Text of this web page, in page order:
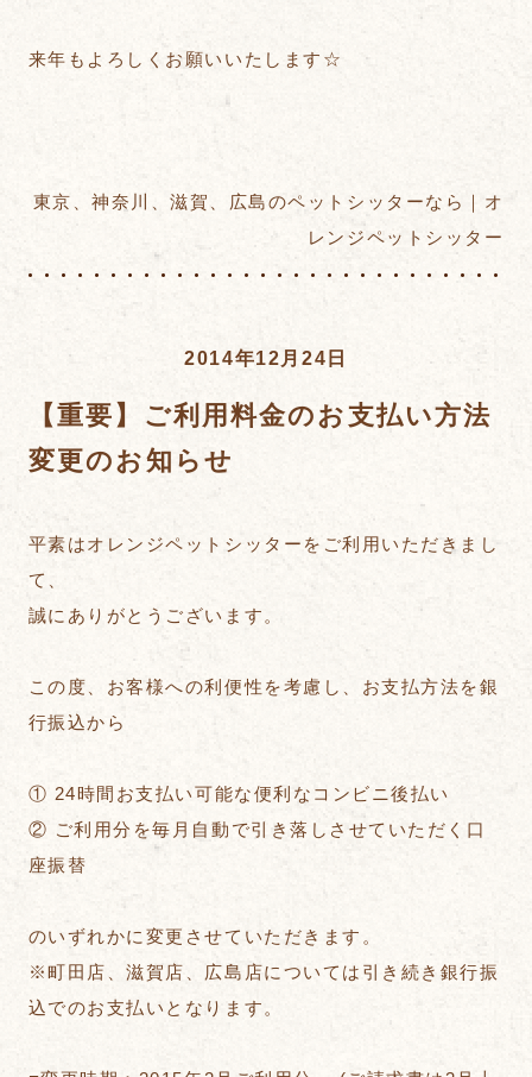
来年もよろしくお願いいたします☆
東京、神奈川、滋賀、広島のペットシッターなら｜オ
レンジペットシッター
2014年12月24日
【重要】ご利用料金のお支払い方法
変更のお知らせ
平素はオレンジペットシッターをご利用いただきまし
て、
誠にありがとうございます。
この度、お客様への利便性を考慮し、お支払方法を銀
行振込から
① 24時間お支払い可能な便利なコンビニ後払い
② ご利用分を毎月自動で引き落しさせていただく口
座振替
のいずれかに変更させていただきます。
※町田店、滋賀店、広島店については引き続き銀行振
込でのお支払いとなります。